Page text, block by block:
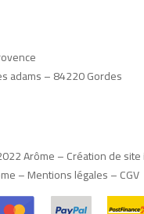
adams – 84220 Gordes
Arôme –Création de
–Mentions légales–CGV